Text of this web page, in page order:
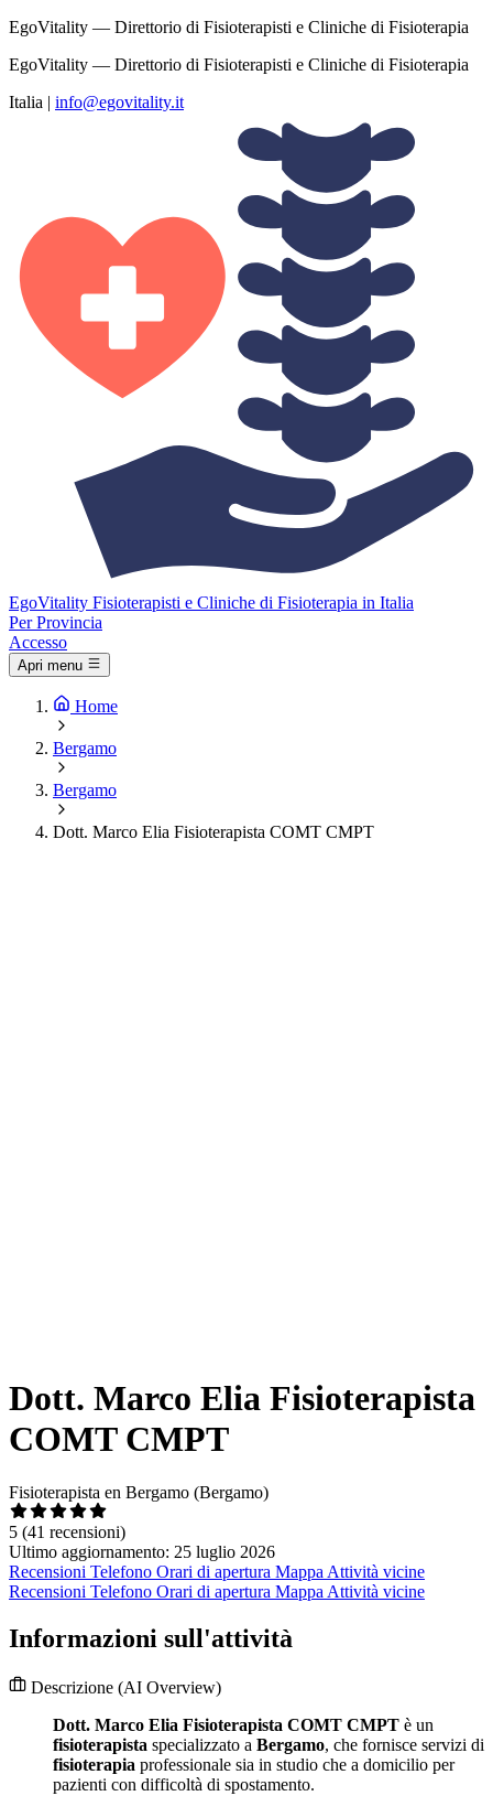
EgoVitality — Direttorio di Fisioterapisti e Cliniche di Fisioterapia
EgoVitality — Direttorio di Fisioterapisti e Cliniche di Fisioterapia
Italia | info@egovitality.it
EgoVitality Fisioterapisti e Cliniche di Fisioterapia in Italia
Per Provincia
Accesso
Apri menu
Home
Bergamo
Bergamo
Dott. Marco Elia Fisioterapista COMT CMPT
Dott. Marco Elia Fisioterapista
COMT CMPT
Fisioterapista en Bergamo (Bergamo)
5 (41 recensioni)
Ultimo aggiornamento: 25 luglio 2026
Recensioni Telefono Orari di apertura Mappa Attività vicine
Recensioni Telefono Orari di apertura Mappa Attività vicine
Informazioni sull'attività
Descrizione (AI Overview)
Dott. Marco Elia Fisioterapista COMT CMPT è un
fisioterapista specializzato a Bergamo, che fornisce servizi di
fisioterapia professionale sia in studio che a domicilio per
pazienti con difficoltà di spostamento.